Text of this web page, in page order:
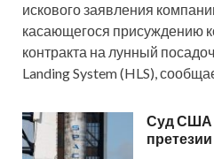
искового заявления
касающегося присуждению
контракта на лунный
Landing System (HLS),
Суд США